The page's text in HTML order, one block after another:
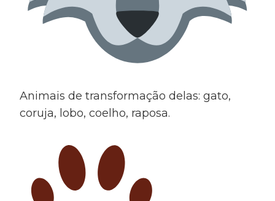
Animais de transformação delas: gato,
coruja, lobo, coelho, raposa.